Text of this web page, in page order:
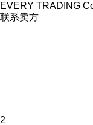
EVERY TRADING
联系卖方
2